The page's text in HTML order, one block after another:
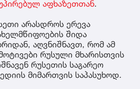
აფხაზეთთან.
არასდროს ერევა
შიდა
აღვნიშნავთ, რომ ამ
რუსული მხარისთვის
რუსეთის საგარეო
მიმართვის საპასუხოდ.